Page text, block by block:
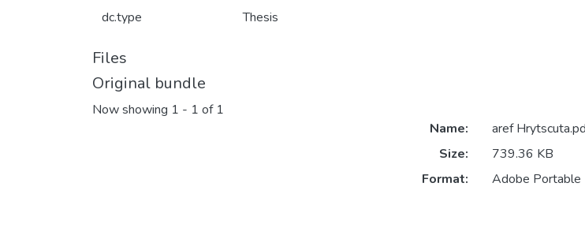
dc.type Thesis
Files
Original bundle
Now showing 1 - 1 of 1
Name:
aref
Size:
739.36 KB
Format:
Adobe Portable